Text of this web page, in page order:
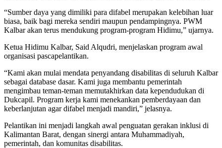
“Sumber daya yang dimiliki para difabel merupakan kelebihan luar
biasa, baik bagi mereka sendiri maupun pendampingnya. PWM
Kalbar akan terus mendukung program-program Hidimu,” ujarnya.
Ketua Hidimu Kalbar, Said Alqudri, menjelaskan program awal
organisasi pascapelantikan.
“Kami akan mulai mendata penyandang disabilitas di seluruh Kalbar
sebagai database dasar. Kami juga membantu pemerintah
mengimbau teman-teman memutakhirkan data kependudukan di
Dukcapil. Program kerja kami menekankan pemberdayaan dan
keberlanjutan agar difabel menjadi mandiri,” jelasnya.
Pelantikan ini menjadi langkah awal penguatan gerakan inklusi di
Kalimantan Barat, dengan sinergi antara Muhammadiyah,
pemerintah, dan komunitas disabilitas.